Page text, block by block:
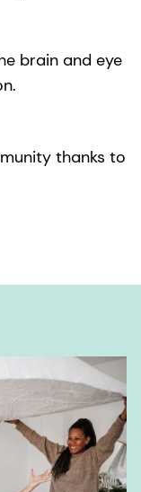
brain and eye
thanks to